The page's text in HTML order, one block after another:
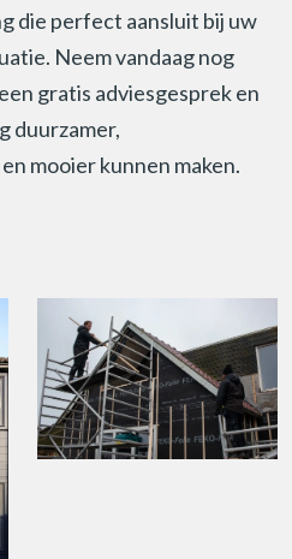
die perfect aansluit bij uw
Neem vandaag nog
gratis adviesgesprek en
duurzamer,
mooier kunnen maken.